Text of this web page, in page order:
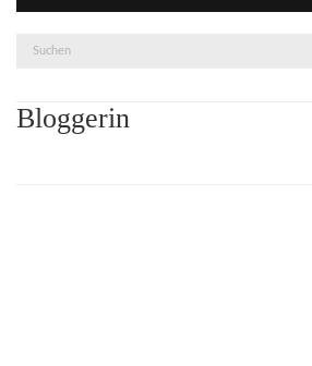
Suche
Bloggerin